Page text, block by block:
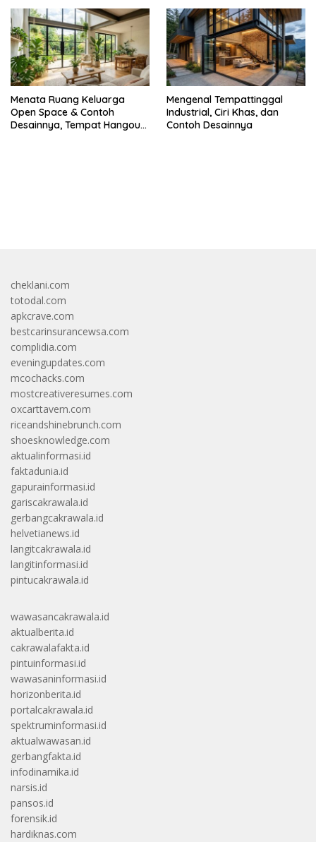
Menata Ruang Keluarga
Open Space & Contoh
Desainnya, Tempat Hangout
Mengenal Tempattinggal
Industrial, Ciri Khas, dan
Contoh Desainnya
cheklani.com
totodal.com
apkcrave.com
bestcarinsurancewsa.com
complidia.com
eveningupdates.com
mcochacks.com
mostcreativeresumes.com
oxcarttavern.com
riceandshinebrunch.com
shoesknowledge.com
aktualinformasi.id
faktadunia.id
gapurainformasi.id
gariscakrawala.id
gerbangcakrawala.id
helvetianews.id
langitcakrawala.id
langitinformasi.id
pintucakrawala.id
wawasancakrawala.id
aktualberita.id
cakrawalafakta.id
pintuinformasi.id
wawasaninformasi.id
horizonberita.id
portalcakrawala.id
spektruminformasi.id
aktualwawasan.id
gerbangfakta.id
infodinamika.id
narsis.id
pansos.id
forensik.id
hardiknas.com